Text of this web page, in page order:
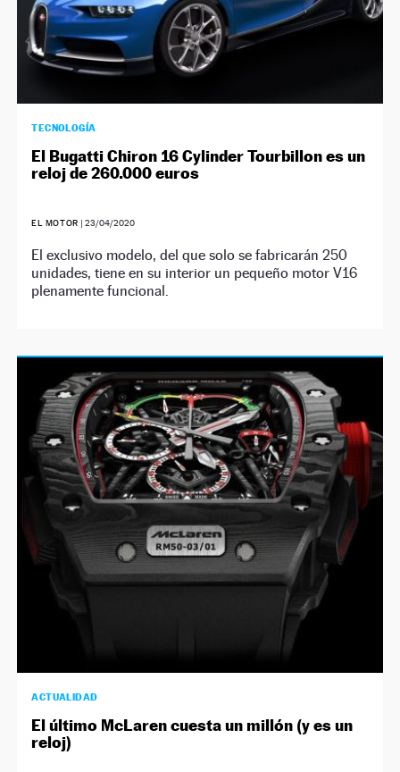
TECNOLOGÍA
El Bugatti Chiron 16 Cylinder Tourbillon es un
reloj de 260.000 euros
EL MOTOR | 23/04/2020
El exclusivo modelo, del que solo se fabricarán 250
unidades, tiene en su interior un pequeño motor V16
plenamente funcional.
ACTUALIDAD
El último McLaren cuesta un millón (y es un
reloj)